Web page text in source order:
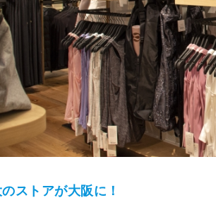
ストアが大阪に！